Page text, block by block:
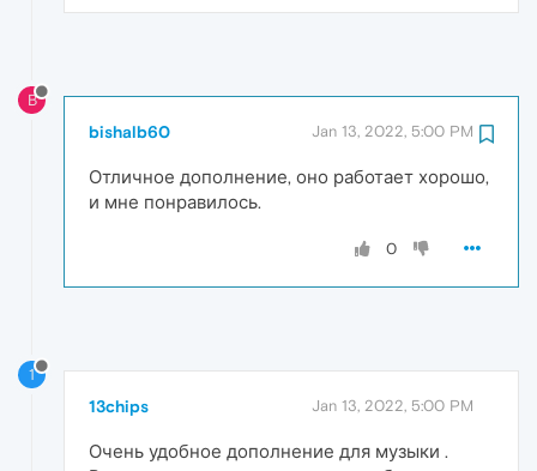
B
bishalb60 Jan 13, 2022, 5:00 PM
Отличное дополнение, оно работает хорошо,
и мне понравилось.
0
1
13chips Jan 13, 2022, 5:00 PM
Очень удобное дополнение для музыки .